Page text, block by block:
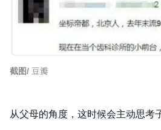
截图/ 豆瓣
从父母的角度，这时候会主动思考